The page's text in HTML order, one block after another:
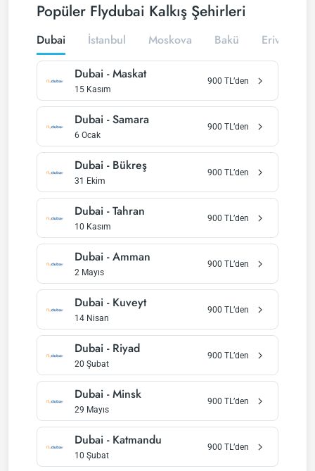
Popüler Flydubai Kalkış Şehirleri
Dubai İstanbul Moskova Bakü Erivan
Dubai -Maskat
15 Kasım
900 TL’den
Dubai -Samara
6 Ocak
900 TL’den
Dubai - Bükreş
31 Ekim
900 TL’den
Dubai -Tahran
10 Kasım
900 TL’den
Dubai -Amman
2 Mayıs
900 TL’den
Dubai - Kuveyt
14 Nisan
900 TL’den
Dubai - Riyad
20 Şubat
900 TL’den
Dubai -Minsk
29 Mayıs
900 TL’den
Dubai - Katmandu
10 Şubat
900 TL’den